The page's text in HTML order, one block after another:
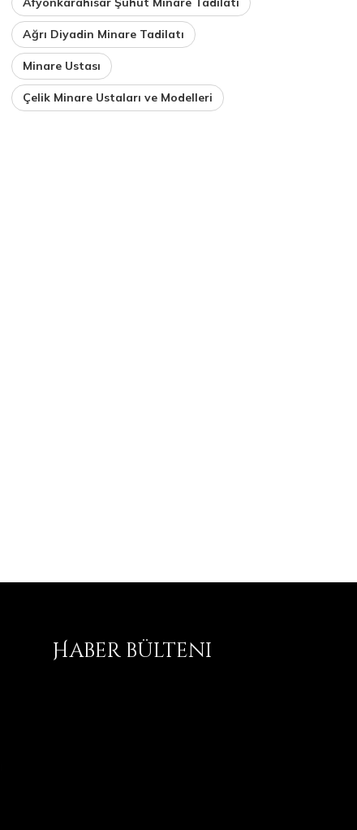
Ağrı Diyadin Minare Tadilatı
Minare Ustası
Çelik Minare Ustaları ve Modelleri
Haber bülteni